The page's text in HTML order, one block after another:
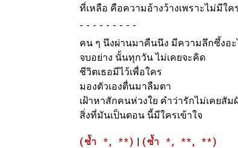
ที่เหลือ คือความอ้างว้างเพราะไม่มีใค
-
คน ๆ นึงผ่านมาคืนนึง มีความลึกซึ้งอะ
จบอย่าง นั้นทุกวัน ไม่เคยจะคิด
ชีวิตเธอมีไว้เพื่อใคร
มองตัวเองตื่นมาลืมตา
เฝ้าหาสักคนห่วงใย คำว่ารักไม่เคยสัม
สิ่งที่มันเป็นตอน นี้มีใครเข้าใจ
(ซ้ำ *, **) | (ซ้ำ *, **, **)